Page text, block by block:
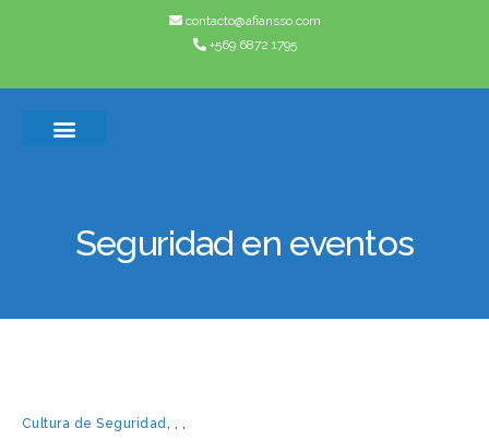
contacto@afiansso.com
+569 6872 1795
Seguridad en eventos
Cultura de Seguridad, , ,